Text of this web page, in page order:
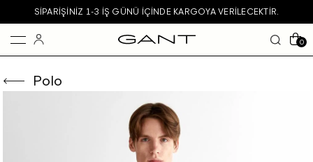
SIPARIŞINIZ 1-3 IŞ GÜNÜ IÇINDE KARGOYA VERILECEKTIR.
0
Polo